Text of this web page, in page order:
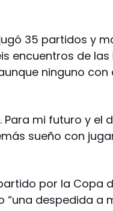
35 partidos y
encuentros de las
ninguno con
mi futuro y el
sueño con
por la Copa
despedida a